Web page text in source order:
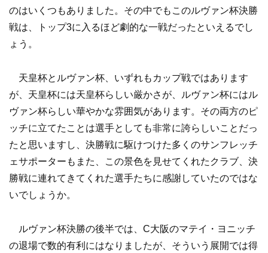
のはいくつもありました。その中でもこのルヴァン杯決勝
戦は、トップ3に入るほど劇的な一戦だったといえるでし
ょう。
天皇杯とルヴァン杯、いずれもカップ戦ではあります
が、天皇杯には天皇杯らしい厳かさが、ルヴァン杯にはル
ヴァン杯らしい華やかな雰囲気があります。その両方のピ
ッチに立てたことは選手としても非常に誇らしいことだっ
たと思いますし、決勝戦に駆けつけた多くのサンフレッチ
ェサポーターもまた、この景色を見せてくれたクラブ、決
勝戦に連れてきてくれた選手たちに感謝していたのではな
いでしょうか。
ルヴァン杯決勝の後半では、C大阪のマテイ・ヨニッチ
の退場で数的有利にはなりましたが、そういう展開では得